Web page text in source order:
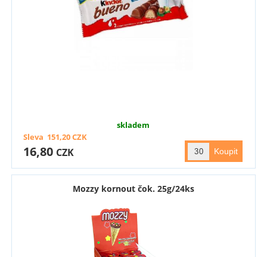
skladem
16,80 CZK
Sleva 151,20CZK
Mozzy kornout čok. 25g/24ks